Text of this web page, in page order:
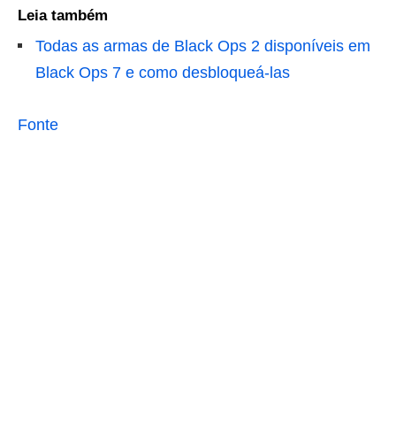
Leia também
Todas as armas de Black Ops 2 disponíveis em
Black Ops 7 e como desbloqueá-las
Fonte